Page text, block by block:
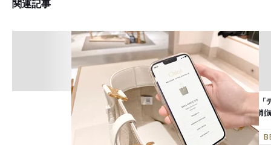
関連記事
削